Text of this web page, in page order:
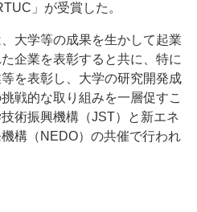
」が受賞した。
大学等の成果を生かして起業
企業を表彰すると共に、特に
を表彰し、大学の研究開発成
戦的な取り組みを一層促すこ
術振興機構（JST）と新エネ
構（NEDO）の共催で行われ